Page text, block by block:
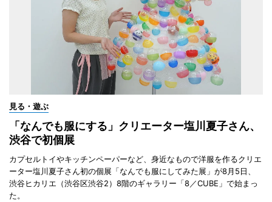
見る・遊ぶ
「なんでも服にする」クリエーター塩川夏子さん、
渋谷で初個展
カプセルトイやキッチンペーパーなど、身近なもので洋服を作るクリエ
ーター塩川夏子さん初の個展「なんでも服にしてみた展」が8月5日、
渋谷ヒカリエ（渋谷区渋谷2）8階のギャラリー「8／CUBE」で始まっ
た。